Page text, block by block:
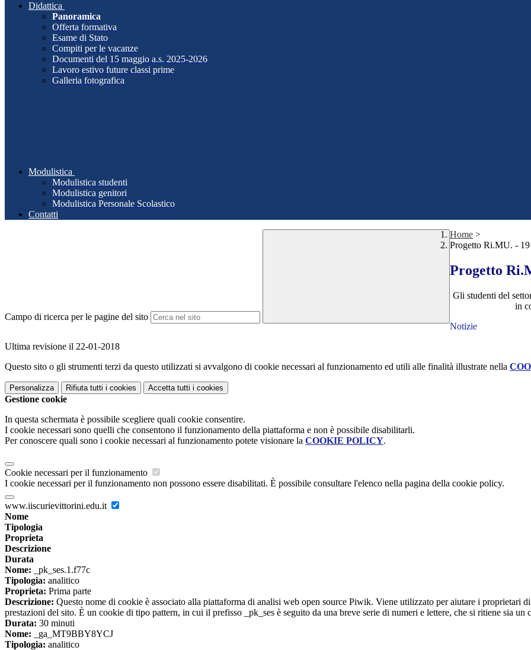
Didattica
Panoramica
Offerta formativa
Esame di Stato
Compiti per le vacanze
Documenti del 15 maggio a.s. 2025-2026
Lavoro estivo future classi prime
Galleria fotografica
Modulistica
Modulistica studenti
Modulistica genitori
Modulistica Personale Scolastico
Contatti
Campo di ricerca per le pagine del sito
Home >
Progetto Ri.MU. -
Progetto
Gli studenti del
in
Notizie
Ultima revisione il 22-01-2018
Questo sito o gli strumenti terzi da questo utilizzati si avvalgono di cookie necessari al funzionamento ed utili alle finalità illustrate nella
Personalizza Rifiuta tutti i cookies Accetta tutti i cookies
Gestione cookie
In questa schermata è possibile scegliere quali cookie consentire.
I cookie necessari sono quelli che consentono il funzionamento della piattaforma e non è possibile disabilitarli.
Per conoscere quali sono i cookie necessari al funzionamento potete visionare la COOKIE POLICY.
Cookie necessari per il funzionamento
I cookie necessari per il funzionamento non possono essere disabilitati. È possibile consultare l'elenco nella pagina della cookie policy.
www.iiscurievittorini.edu.it
Nome
Tipologia
Proprieta
Descrizione
Durata
Nome: _pk_ses.1.f77c
Tipologia: analitico
Proprieta: Prima parte
Descrizione: Questo nome di cookie è associato alla piattaforma di analisi web open source Piwik. Viene utilizzato per aiutare i proprietari
prestazioni del sito. È un cookie di tipo pattern, in cui il prefisso _pk_ses è seguito da una breve serie di numeri e lettere, che si ritiene sia
Durata: 30 minuti
Nome: _ga_MT9BBY8YCJ
Tipologia: analitico